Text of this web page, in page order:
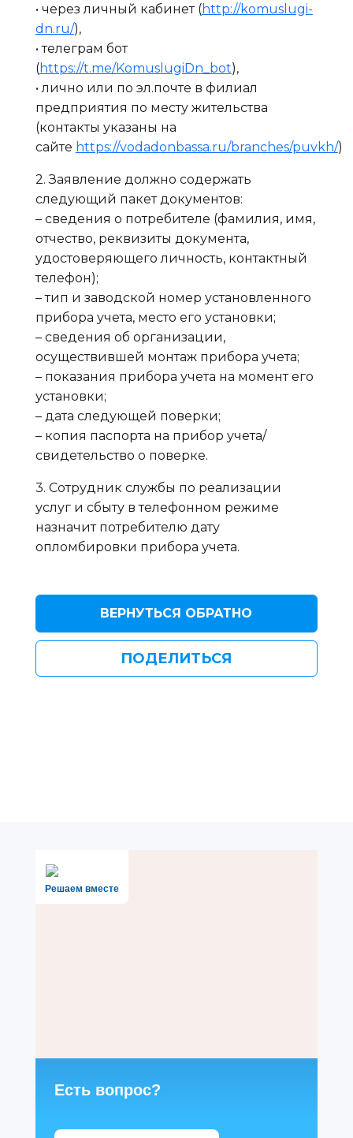
• через личный кабинет (http://komuslugi-
dn.ru/),
• телеграм бот
(https://t.me/KomuslugiDn_bot),
• лично или по эл.почте в филиал
предприятия по месту жительства
(контакты указаны на
сайте https://vodadonbassa.ru/branches/puvkh/)
2. Заявление должно содержать
следующий пакет документов:
– сведения о потребителе (фамилия, имя,
отчество, реквизиты документа,
удостоверяющего личность, контактный
телефон);
– тип и заводской номер установленного
прибора учета, место его установки;
– сведения об организации,
осуществившей монтаж прибора учета;
– показания прибора учета на момент его
установки;
– дата следующей поверки;
– копия паспорта на прибор учета/
свидетельство о поверке.
3. Сотрудник службы по реализации
услуг и сбыту в телефонном режиме
назначит потребителю дату
опломбировки прибора учета.
ВЕРНУТЬСЯ ОБРАТНО
ПОДЕЛИТЬСЯ
Решаем вместе
Есть вопрос?